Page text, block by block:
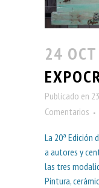
24 OCT
Publicado en
Comentarios
La 20ª Edición
a autores y
las tres
Pintura,